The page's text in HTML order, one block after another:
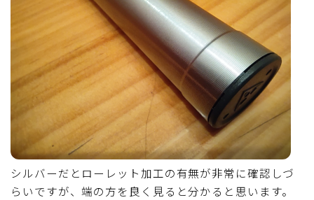
シルバーだとローレット加工の有無が非常に確認しづ
らいですが、端の方を良く見ると分かると思います。